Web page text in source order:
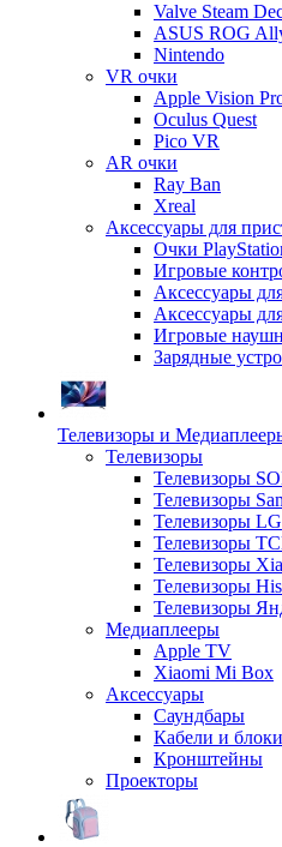
Valve Steam
ASUS ROG
Nintendo
VR очки
Apple Vision
Oculus Quest
Pico VR
AR очки
Ray Ban
Xreal
Аксессуары для
Очки
Игровые
Аксессуары
Аксессуары
Игровые
Зарядные
Телевизоры и
Телевизоры
Телевизоры
Телевизоры
Телевизоры LG
Телевизоры
Телевизоры
Телевизоры
Телевизоры
Медиаплееры
Apple TV
Xiaomi Mi Box
Аксессуары
Саундбары
Кабели и блоки
Кронштейны
Проекторы